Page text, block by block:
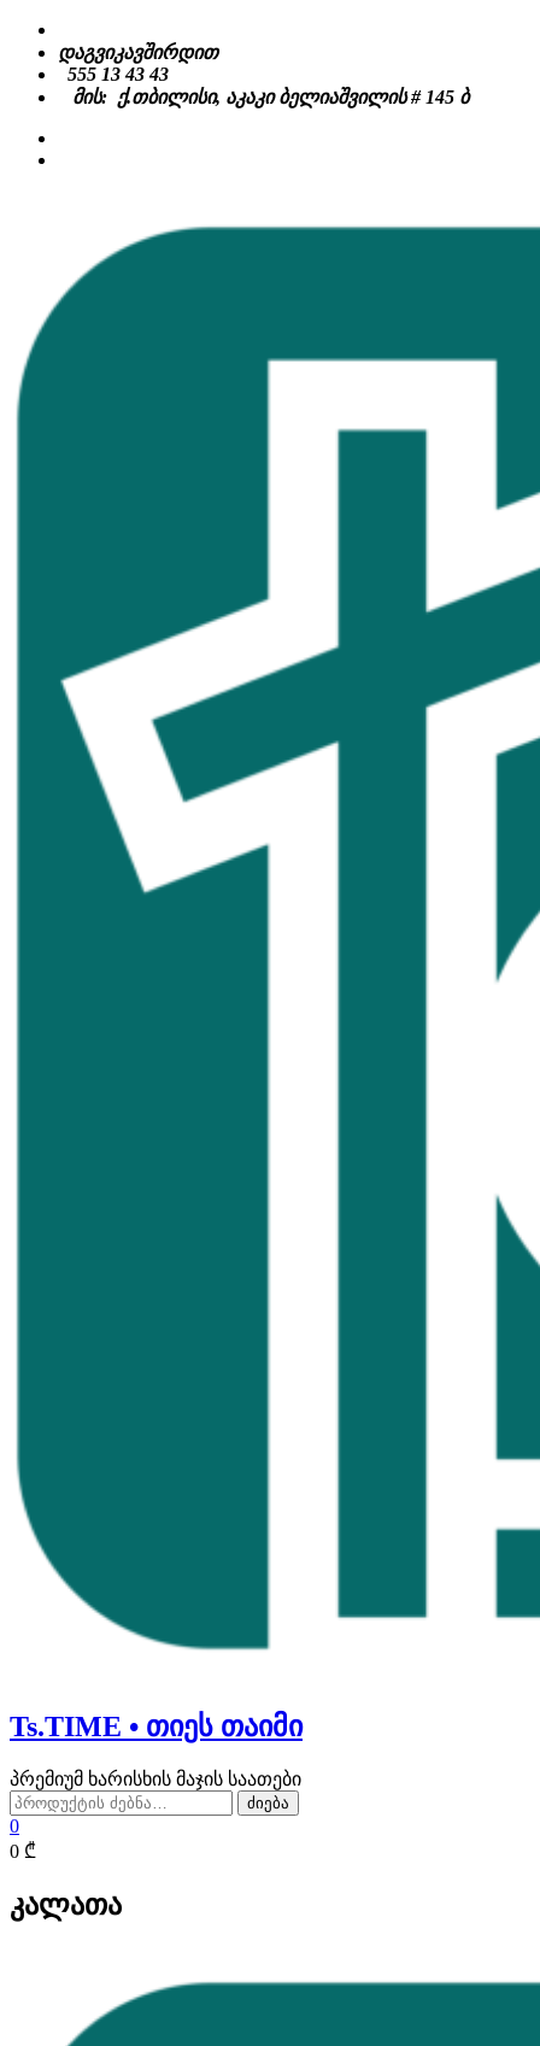
Skip
content
დაგვიკავშირდით
555 13 43 43
მის: ქ.თბილისი, აკაკი ბელიაშვილის # 145 ბ
Ts.TIME • თიეს თაიმი
პრემიუმ ხარისხის მაჯის საათები
ძებნა:
ძიება
0
0 ₾
კალათა